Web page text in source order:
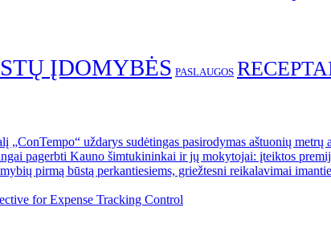
ĮDOMYBĖS PASLAUGOS
„ConTempo“ uždarys sudėtingas pasirodymas aštuonių
pagerbti Kauno šimtukininkai ir jų mokytojai: įteiktos
pirmą būstą perkantiesiems, griežtesni reikalavimai
for Expense Tracking Control